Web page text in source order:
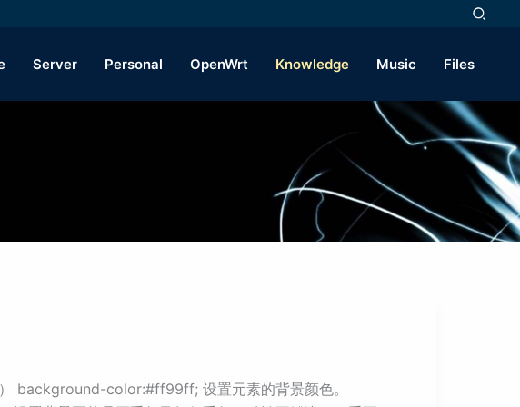
Server Personal OpenWrt Knowledge Music Files
background-color:#ff99ff; 设置元素的背景颜色。